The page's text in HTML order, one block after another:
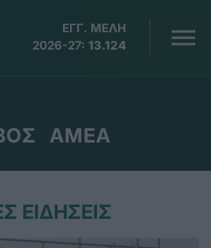
ΕΓΓ. ΜΕΛΗ
2026-27: 13.124
ΑΜΕΑ
ΕΙΔΗΣΕΙΣ